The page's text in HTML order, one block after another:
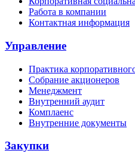
Работа в компании
Контактная информация
Управление
Практика
Собрание акционеров
Менеджмент
Внутренний аудит
Комплаенс
Внутренние документы
Закупки